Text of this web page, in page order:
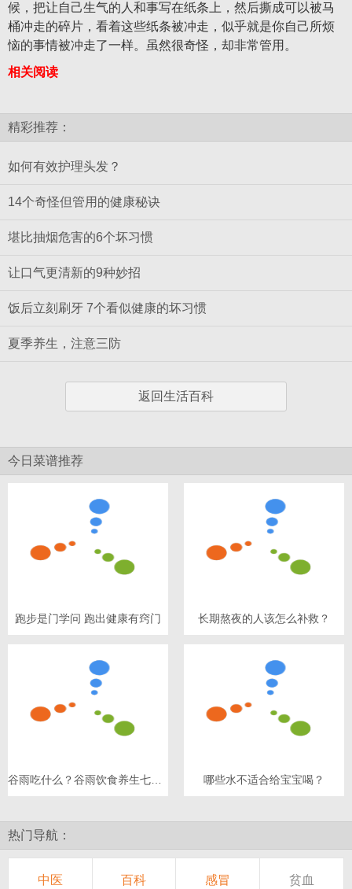
候，把让自己生气的人和事写在纸条上，然后撕成可以被马
桶冲走的碎片，看着这些纸条被冲走，似乎就是你自己所烦
恼的事情被冲走了一样。虽然很奇怪，却非常管用。
相关阅读
精彩推荐：
如何有效护理头发？
14个奇怪但管用的健康秘诀
堪比抽烟危害的6个坏习惯
让口气更清新的9种妙招
饭后立刻刷牙 7个看似健康的坏习惯
夏季养生，注意三防
返回生活百科
今日菜谱推荐
跑步是门学问 跑出健康有窍门 长期熬夜的人该怎么补救？
哪些水不适合给宝宝喝？
热门导航：
中医 百科 感冒 贫血